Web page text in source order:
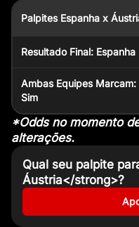
Palpites Espanha x
Resultado Final: Espanha
Ambas Equipes Marcam:
Sim
*Odds no momento
alterações.
Qual seu palpite
Áustria</strong>?